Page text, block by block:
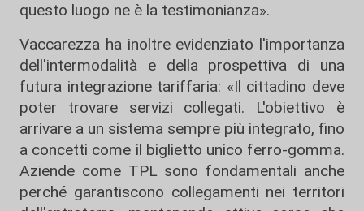
questo luogo ne è la testimonianza».
Vaccarezza ha inoltre evidenziato l'importanza
dell'intermodalità e della prospettiva di una
futura integrazione tariffaria: «Il cittadino deve
poter trovare servizi collegati. L'obiettivo è
arrivare a un sistema sempre più integrato, fino
a concetti come il biglietto unico ferro-gomma.
Aziende come TPL sono fondamentali anche
perché garantiscono collegamenti nei territori